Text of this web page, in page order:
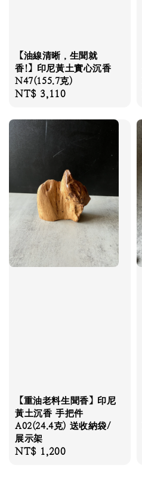
【油線清晰，生聞就
香!】印尼黃土實心沉香
N47(155.7克)
Regular
NT$ 3,110
【重油老料生聞香】印尼
黃土沉香 手把件
A02(24.4克) 送收納袋/
展示架
Regular
NT$ 1,200